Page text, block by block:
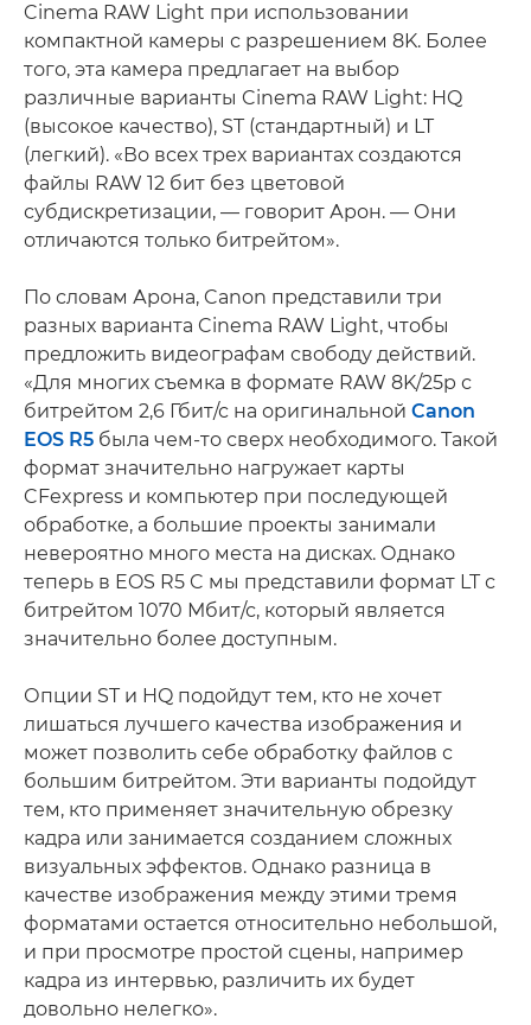
Cinema RAW Light при использовании
компактной камеры с разрешением 8K. Более
того, эта камера предлагает на выбор
различные варианты Cinema RAW Light: HQ
(высокое качество), ST (стандартный) и LT
(легкий). «Во всех трех вариантах создаются
файлы RAW 12 бит без цветовой
субдискретизации, — говорит Арон. — Они
отличаются только битрейтом».
По словам Арона, Canon представили три
разных варианта Cinema RAW Light, чтобы
предложить видеографам свободу действий.
«Для многих съемка в формате RAW 8K/25p с
битрейтом 2,6 Гбит/с на оригинальной Canon
EOS R5 была чем-то сверх необходимого. Такой
формат значительно нагружает карты
CFexpress и компьютер при последующей
обработке, а большие проекты занимали
невероятно много места на дисках. Однако
теперь в EOS R5 C мы представили формат LT с
битрейтом 1070 Мбит/с, который является
значительно более доступным.
Опции ST и HQ подойдут тем, кто не хочет
лишаться лучшего качества изображения и
может позволить себе обработку файлов с
большим битрейтом. Эти варианты подойдут
тем, кто применяет значительную обрезку
кадра или занимается созданием сложных
визуальных эффектов. Однако разница в
качестве изображения между этими тремя
форматами остается относительно небольшой,
и при просмотре простой сцены, например
кадра из интервью, различить их будет
довольно нелегко».